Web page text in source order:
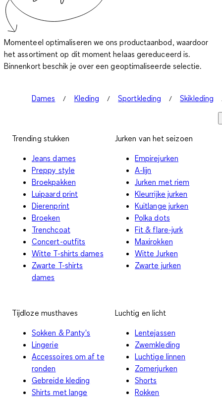
Momenteel optimaliseren we ons productaanbod, waardoor
het assortiment op dit moment helaas gereduceerd is.
Binnenkort beschik je over een geoptimaliseerde selectie.
Dames Kleding Sportkleding Skikleding
Trending stukken
Jeans dames
Preppy style
Broekpakken
Luipaard print
Dierenprint
Broeken
Trenchcoat
Concert-outfits
Witte T-shirts dames
Zwarte T-shirts
dames
Jurken van het seizoen
Empirejurken
A-lijn
Jurken met riem
Kleurrijke jurken
Kuitlange jurken
Polka dots
Fit & flare-jurk
Maxirokken
Witte Jurken
Zwarte jurken
Tijdloze musthaves
Sokken & Panty's
Lingerie
Accessoires om af te
ronden
Gebreide kleding
Shirts met lange
Luchtig en licht
Lentejassen
Zwemkleding
Luchtige linnen
Zomerjurken
Shorts
Rokken